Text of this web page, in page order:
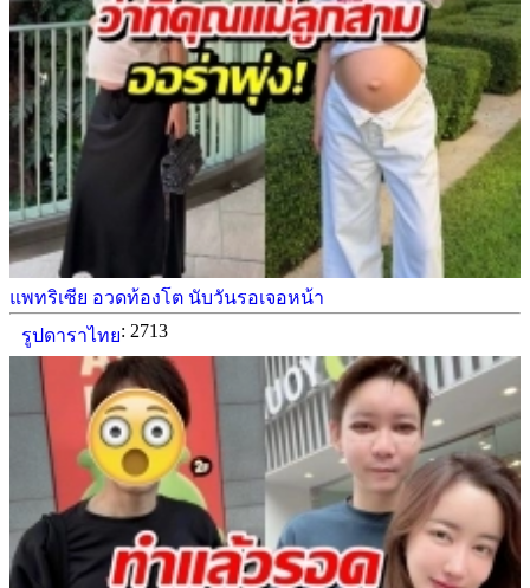
แพทริเซีย อวดท้องโต นับวันรอเจอหน้า
รูปดาราไทย: 2713